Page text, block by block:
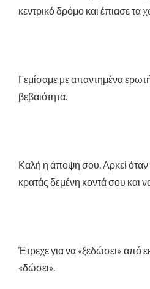
κεντρικό δρόμο και έπιασε τα
Γεμίσαμε με απαντημένα
βεβαιότητα.
Καλή η άποψη σου. Αρκεί όταν
κρατάς δεμένη κοντά σου και
Έτρεχε για να «ξεδώσει» από
«δώσει».